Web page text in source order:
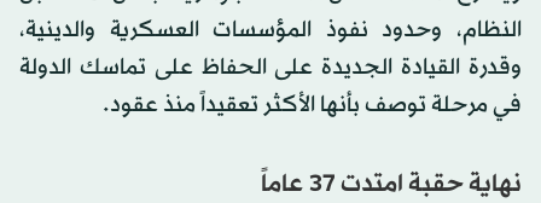
النظام، وحدود نفوذ المؤسسات العسكرية والدينية،
وقدرة القيادة الجديدة على الحفاظ على تماسك الدولة
في مرحلة توصف بأنها الأكثر تعقيداً منذ عقود.
نهاية حقبة امتدت 37 عاماً